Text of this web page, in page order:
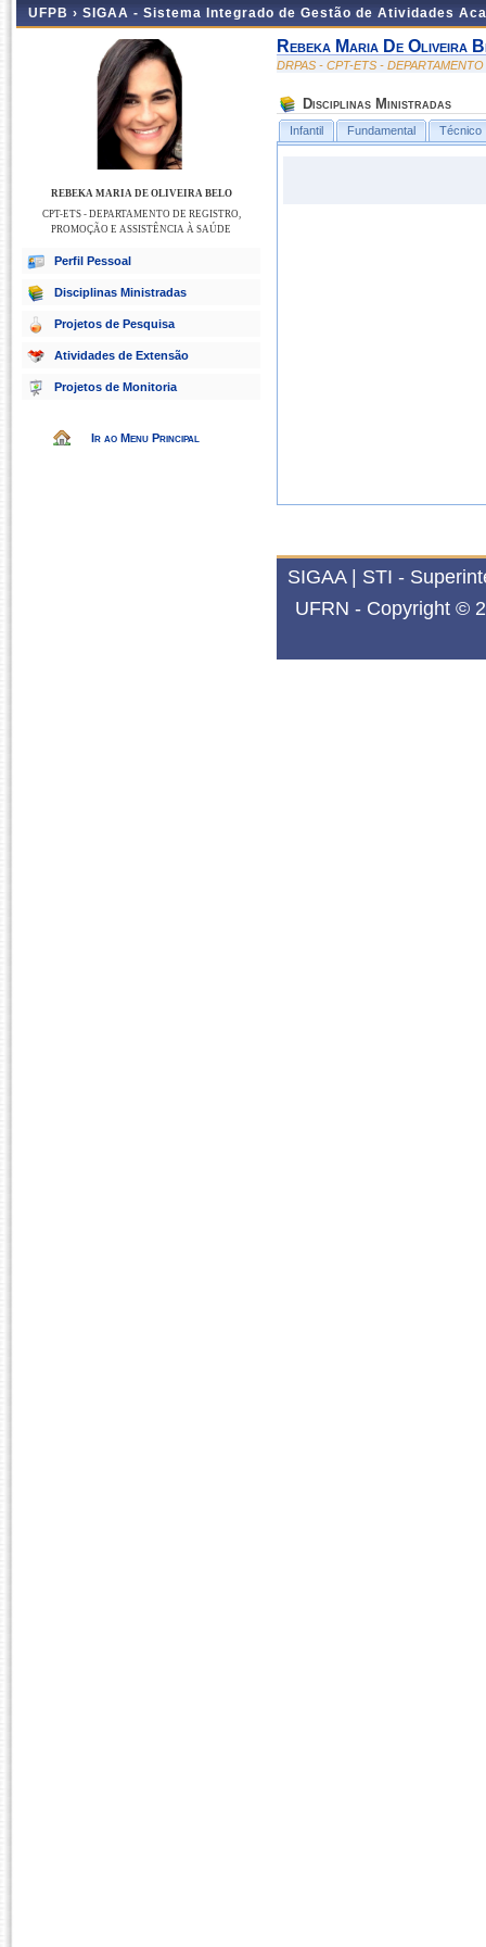
UFPB › SIGAA - Sistema Integrado de Gestão de Atividades
REBEKA MARIA DE OLIVEIRA BELO
CPT-ETS - DEPARTAMENTO DE REGISTRO,
PROMOÇÃO E ASSISTÊNCIA À SAÚDE
Perfil Pessoal
Disciplinas Ministradas
Projetos de Pesquisa
Atividades de Extensão
Projetos de Monitoria
Ir ao Menu Principal
Rebeka Maria De Oliveira
DRPAS - CPT-ETS -
Disciplinas Ministradas
Infantil Fundamental Técnico
SIGAA | STI -
UFRN - Copyright ©